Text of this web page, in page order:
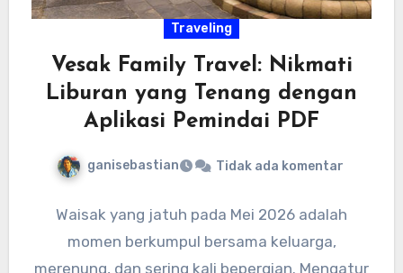
Traveling
Vesak Family Travel: Nikmati
Liburan yang Tenang dengan
Aplikasi Pemindai PDF
ganisebastian Tidak ada komentar
Waisak yang jatuh pada Mei 2026 adalah
momen berkumpul bersama keluarga,
merenung, dan sering kali bepergian. Mengatur